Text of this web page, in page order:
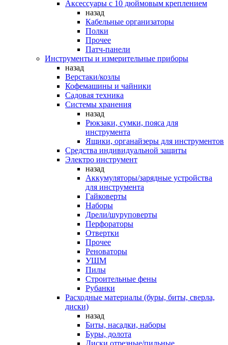
Аксессуары с 10 дюймовым креплением
назад
Кабельные организаторы
Полки
Прочее
Патч-панели
Инструменты и измерительные приборы
назад
Верстаки/козлы
Кофемашины и чайники
Садовая техника
Системы хранения
назад
Рюкзаки, сумки, пояса для
инструмента
Ящики, органайзеры для инструментов
Средства индивидуальной защиты
Электро инструмент
назад
Аккумуляторы/зарядные устройства
для инструмента
Гайковерты
Наборы
Дрели/шуруповерты
Перфораторы
Отвертки
Прочее
Реноваторы
УШМ
Пилы
Строительные фены
Рубанки
Расходные материалы (буры, биты, сверла,
диски)
назад
Биты, насадки, наборы
Буры, долота
Диски отрезные/пильные